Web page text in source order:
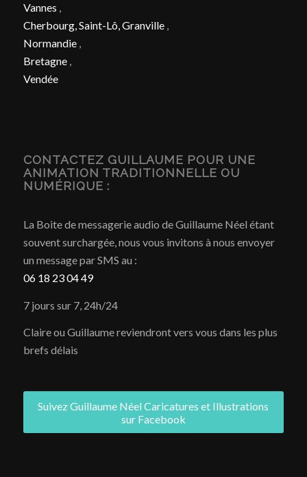
Vannes ,
Cherbourg, Saint-Lô, Granville,
Normandie,
Bretagne,
Vendée
CONTACTEZ GUILLAUME POUR UNE
ANIMATION TRADITIONNELLE OU
NUMÉRIQUE :
La Boite de messagerie audio de Guillaume Néel étant
souvent surchargée, nous vous invitons à nous envoyer
un message par SMS au :
06 18 23 04 49
7 jours sur 7, 24h/24
Claire ou Guillaume reviendront vers vous dans les plus
brefs délais
Suivez Guillaume Néel Caricatures et Illustrations
sur Facebook